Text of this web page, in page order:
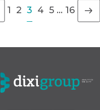
себе сталими, проте
розуміє, що це
1 2 3 4 5 … 16